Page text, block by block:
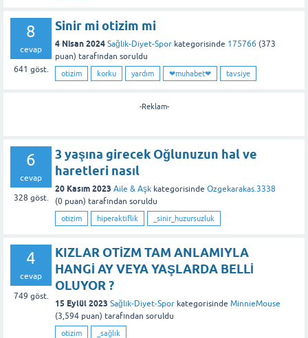
8
cevap
641 göst.
Sinir mi otizim mi
4 Nisan 2024 Sağlık-Diyet-Spor kategorisinde 175766 (373
puan) tarafından soruldu
otizim korku yardım ❤muhabet❤ tavsiye
-Reklam-
6
cevap
328 göst.
3 yaşına girecek Oğlunuzun hal ve
haretleri nasıl
20 Kasım 2023 Aile & Aşk kategorisinde Ozgekarakas.3338
(0 puan) tarafından soruldu
otizim hiperaktiflik _sinir_huzursuzluk
4
cevap
749 göst.
KIZLAR OTİZM TAM ANLAMIYLA
HANGİ AY VEYA YAŞLARDA BELLİ
OLUYOR ?
15 Eylül 2023 Sağlık-Diyet-Spor kategorisinde MinnieMouse
(3,594 puan) tarafından soruldu
otizim _sağlık